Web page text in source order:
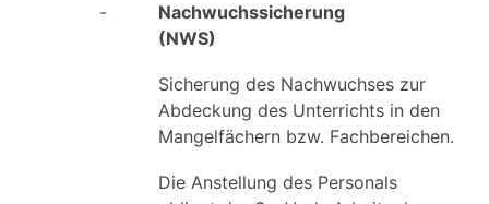
-
Nachwuchssicherung
(NWS)
Sicherung des Nachwuchses zur
Abdeckung des Unterrichts in den
Mangelfächern bzw. Fachbereichen.
Die Anstellung des Personals